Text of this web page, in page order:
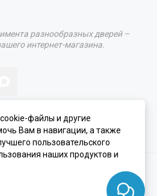
разнообразных дверей –
интернет-магазина.
PORTALINI | ИП Колесников Антон
ИНН 911104899610
файлы и другие
Вам в навигации, а также
пользовательского
наших продуктов и